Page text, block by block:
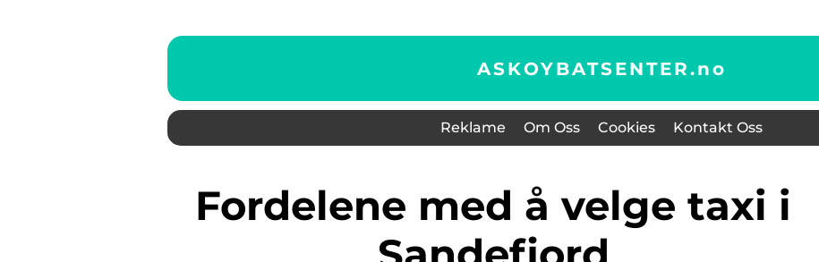
ASKOYBATSENTER.no
Reklame Om Oss Cookies Kontakt Oss
Fordelene med å velge taxi i